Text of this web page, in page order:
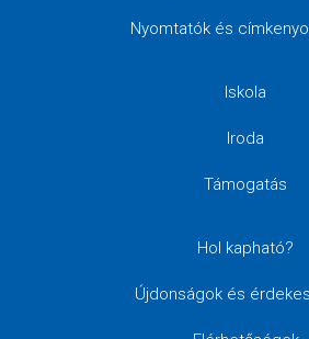
Nyomtatók és
Iskola
Iroda
Támogatás
Hol kapható?
Újdonságok és